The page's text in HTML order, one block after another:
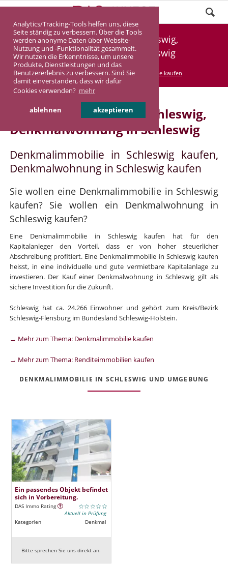
Analytics/Tracking-Tools helfen uns, diese
Seite ständig zu verbessern. Über die Tools
werden anonyme Daten über Website-
Nutzung und -Funktionalität gesammelt.
Wir nutzen die Erkenntnisse, um unsere
Produkte, Dienstleistungen und das
Benutzererlebnis zu verbessern. Sind Sie
damit einverstanden, dass wir dafür
Cookies verwenden? mehr
ablehnen akzeptieren
Denkmalimmobilie Schleswig,
Denkmalwohnung Schleswig
DASINVEST Service Denkmalimmobilie kaufen
Denkmalimmobilie in Schleswig,
Denkmalwohnung in Schleswig
Denkmalimmobilie in Schleswig kaufen,
Denkmalwohnung in Schleswig kaufen
Sie wollen eine Denkmalimmobilie in Schleswig
kaufen? Sie wollen ein Denkmalwohnung in
Schleswig kaufen?
Eine Denkmalimmobilie in Schleswig kaufen hat für den
Kapitalanleger den Vorteil, dass er von hoher steuerlicher
Abschreibung profitiert. Eine Denkmalimmobilie in Schleswig kaufen
heisst, in eine individuelle und gute vermietbare Kapitalanlage zu
investieren. Der Kauf einer Denkmalwohnung in Schleswig gilt als
sichere Investition für die Zukunft.
Schleswig hat ca. 24.266 Einwohner und gehört zum Kreis/Bezirk
Schleswig-Flensburg im Bundesland Schleswig-Holstein.
→ Mehr zum Thema: Denkmalimmobilie kaufen
→ Mehr zum Thema: Renditeimmobilien kaufen
DENKMALIMMOBILIE IN SCHLESWIG UND UMGEBUNG
Ein passendes Objekt befindet
sich in Vorbereitung.
DAS Immo Rating
Aktuell in Prüfung
Kategorien
Denkmal
Bitte sprechen Sie uns direkt an.